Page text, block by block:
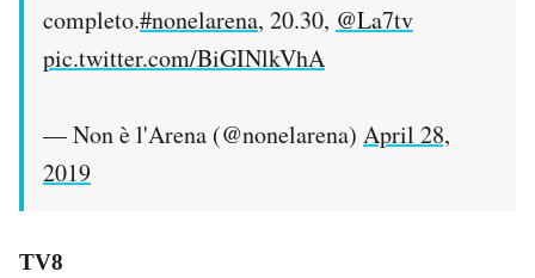
completo.#nonelarena, 20.30, @La7tv
pic.twitter.com/BiGINlkVhA
— Non è l'Arena (@nonelarena) April 28,
2019
TV8